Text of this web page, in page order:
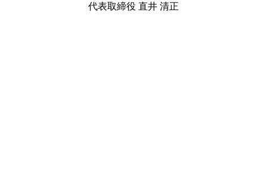
代表取締役 直井 清正